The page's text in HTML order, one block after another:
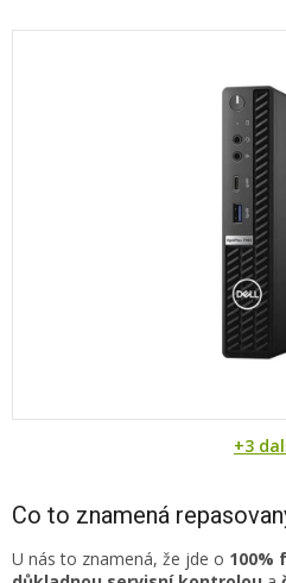
+3
Co to znamená
U nás to znamená, že jde o 100%